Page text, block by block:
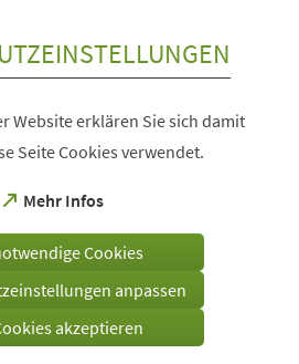
Website erklären Sie sich damit
Seite Cookies verwendet.
Mehr Infos
(Öffnet
einem
Tab)
Cookies
anpassen
akzeptieren